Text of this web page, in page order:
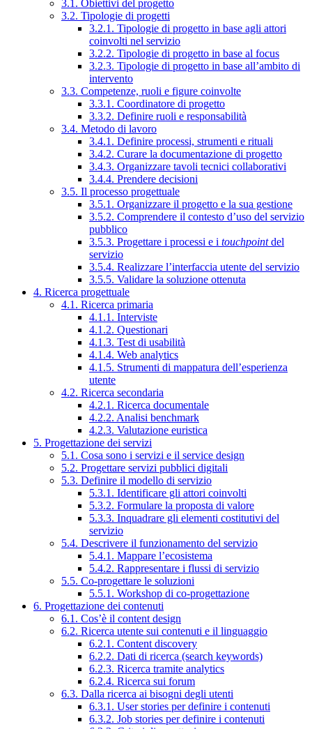
3.1. Obiettivi del progetto
3.2. Tipologie di progetti
3.2.1. Tipologie di progetto in base agli attori
coinvolti nel servizio
3.2.2. Tipologie di progetto in base al focus
3.2.3. Tipologie di progetto in base all’ambito di
intervento
3.3. Competenze, ruoli e figure coinvolte
3.3.1. Coordinatore di progetto
3.3.2. Definire ruoli e responsabilità
3.4. Metodo di lavoro
3.4.1. Definire processi, strumenti e rituali
3.4.2. Curare la documentazione di progetto
3.4.3. Organizzare tavoli tecnici collaborativi
3.4.4. Prendere decisioni
3.5. Il processo progettuale
3.5.1. Organizzare il progetto e la sua gestione
3.5.2. Comprendere il contesto d’uso del servizio
pubblico
3.5.3. Progettare i processi e i touchpointdel
servizio
3.5.4. Realizzare l’interfaccia utente del servizio
3.5.5. Validare la soluzione ottenuta
4. Ricerca progettuale
4.1. Ricerca primaria
4.1.1. Interviste
4.1.2. Questionari
4.1.3. Test di usabilità
4.1.4. Web analytics
4.1.5. Strumenti di mappatura dell’esperienza
utente
4.2. Ricerca secondaria
4.2.1. Ricerca documentale
4.2.2. Analisi benchmark
4.2.3. Valutazione euristica
5. Progettazione dei servizi
5.1. Cosa sono i servizi e il service design
5.2. Progettare servizi pubblici digitali
5.3. Definire il modello di servizio
5.3.1. Identificare gli attori coinvolti
5.3.2. Formulare la proposta di valore
5.3.3. Inquadrare gli elementi costitutivi del
servizio
5.4. Descrivere il funzionamento del servizio
5.4.1. Mappare l’ecosistema
5.4.2. Rappresentare i flussi di servizio
5.5. Co-progettare le soluzioni
5.5.1. Workshop di co-progettazione
6. Progettazione dei contenuti
6.1. Cos’è il content design
6.2. Ricerca utente sui contenuti e il linguaggio
6.2.1. Content discovery
6.2.2. Dati di ricerca (search keywords)
6.2.3. Ricerca tramite analytics
6.2.4. Ricerca sui forum
6.3. Dalla ricerca ai bisogni degli utenti
6.3.1. User stories per definire i contenuti
6.3.2. Job stories per definire i contenuti